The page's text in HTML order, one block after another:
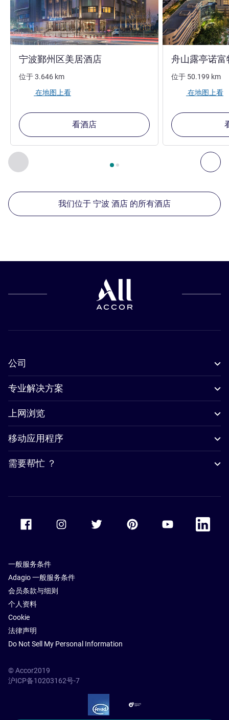
上一个 - 我们在附近的其他酒店 下
第 1页，共 , 我们在附近的其他酒店 1 :, 我们在附近的
宁波鄞州区美居酒店
位于3.646 km
在地图上看
看酒店
舟山露亭诺
位于 50.199 km
在地图上看
我们位于 宁波 酒店 的所有酒店
公司
专业解决方案
上网浏览
移动应用程序
需要帮忙 ？
Accor Facebook Accor TwitterAccor PinterestAccor Youtube
Accor
一般服务条件
Adagio 一般服务条件
会员条款与细则
个人资料
Cookie
法律声明
Do Not Sell My Personal Information
© Accor2019
沪ICP备10203162号-7